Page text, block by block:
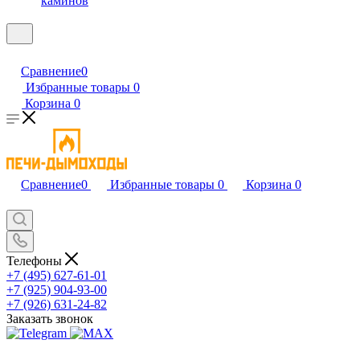
Сравнение0
Избранные товары 0
Корзина 0
Сравнение0 Избранные товары 0 Корзина 0
Телефоны
+7 (495) 627-61-01
+7 (925) 904-93-00
+7 (926) 631-24-82
Заказать звонок